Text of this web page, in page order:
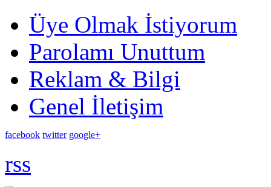
Üye Olmak İstiyorum
Parolamı Unuttum
Reklam & Bilgi
Genel İletişim
facebook twitter google+
rss